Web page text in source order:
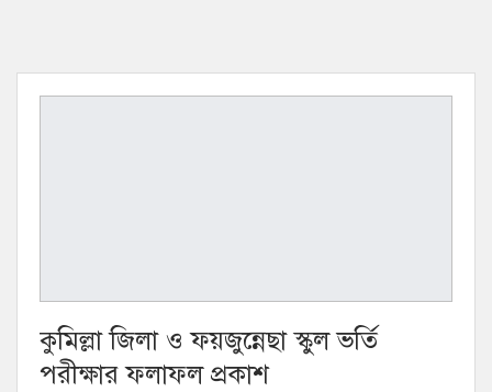
কুমিল্লা জিলা ও ফয়জুন্নেছা স্কুল ভর্তি
পরীক্ষার ফলাফল প্রকাশ